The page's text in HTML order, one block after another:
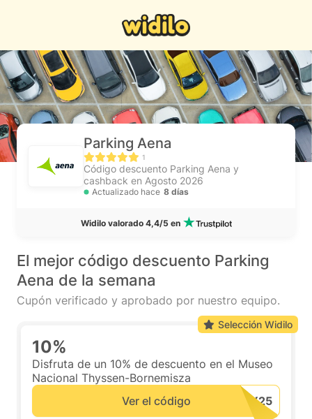
Parking Aena
1
Código descuento Parking Aena y
cashback en Agosto 2026
Actualizado hace 8 días
Widilo valorado 4,4/5 en
El mejor código descuento Parking
Aena de la semana
Cupón verificado y aprobado por nuestro equipo.
10%
Disfruta de un 10% de descuento en el Museo
Nacional Thyssen-Bornemisza
Ver el código
Selección Widilo